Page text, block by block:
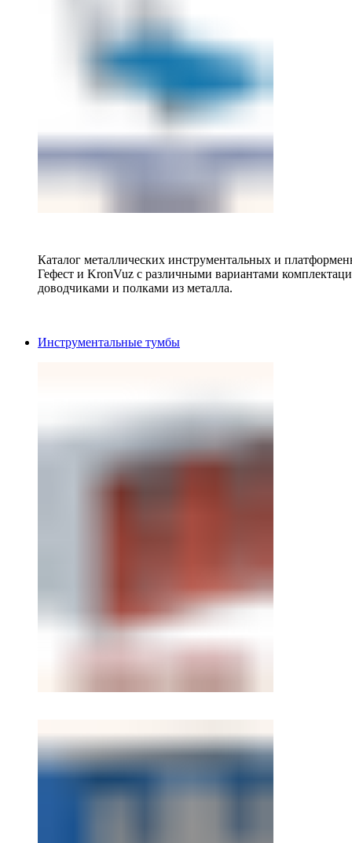
Каталог металлических инструментальных и
Гефест и KronVuz с различными вариантами
доводчиками и полками из металла.
Инструментальные тумбы